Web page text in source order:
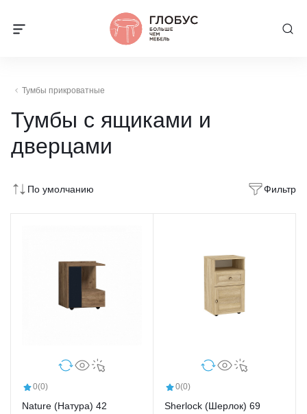
Тумбы прикроватные
Тумбы с ящиками и
дверцами
По умолчанию Фильтр
0(0)
Nature (Натура) 42
0(0)
Sherlock (Шерлок) 69